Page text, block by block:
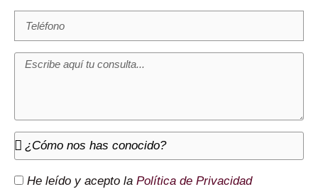
He leído y acepto la Política de Privacidad